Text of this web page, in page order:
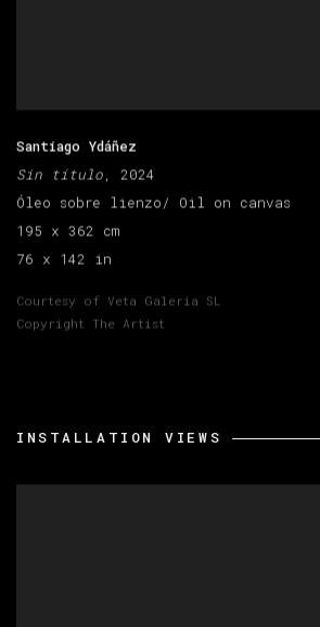
Santiago Ydáñez
Sin título, 2024
Óleo sobre lienzo/ Oil on canvas
195 x 362 cm
76 x 142 in
Courtesy of Veta Galeria SL
Copyright The Artist
INSTALLATION VIEWS